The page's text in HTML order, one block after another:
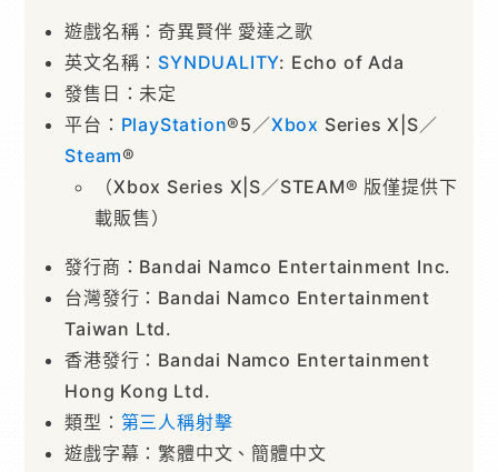
遊戲名稱：奇異賢伴 愛達之歌
英文名稱： SYNDUALITY: Echo of Ada
發售日：未定
平台： PlayStation®5／Xbox Series X|S／
Steam®
（Xbox Series X|S／STEAM® 版僅提供下
載販售）
發行商：Bandai Namco Entertainment Inc.
台灣發行：Bandai Namco Entertainment
Taiwan Ltd.
香港發行：Bandai Namco Entertainment
Hong Kong Ltd.
類型： 第三人稱射擊
遊戲字幕：繁體中文、簡體中文